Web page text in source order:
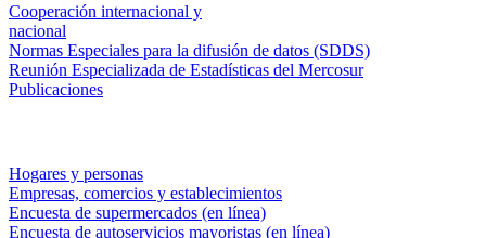
Cooperación internacional y
nacional
Normas Especiales para la difusión de datos (SDDS)
Reunión Especializada de Estadísticas del Mercosur
Publicaciones
Hogares y personas
Empresas, comercios y establecimientos
Encuesta de supermercados (en línea)
Encuesta de autoservicios mayoristas (en línea)